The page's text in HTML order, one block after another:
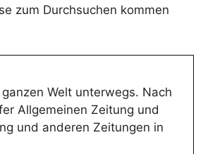
zum Durchsuchen kommen
Welt unterwegs. Nach
Allgemeinen Zeitung und
und anderen Zeitungen in